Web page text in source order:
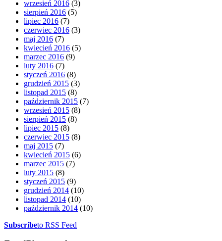
wrzesień 2016 (3)
sierpień 2016 (5)
lipiec 2016 (7)
czerwiec 2016 (3)
maj 2016 (7)
kwiecień 2016 (5)
marzec 2016 (9)
luty 2016 (7)
styczeń 2016 (8)
grudzień 2015 (3)
listopad 2015 (8)
październik 2015 (7)
wrzesień 2015 (8)
sierpień 2015 (8)
lipiec 2015 (8)
czerwiec 2015 (8)
maj 2015 (7)
kwiecień 2015 (6)
marzec 2015 (7)
luty 2015 (8)
styczeń 2015 (9)
grudzień 2014 (10)
listopad 2014 (10)
październik 2014 (10)
Subscribeto RSS Feed